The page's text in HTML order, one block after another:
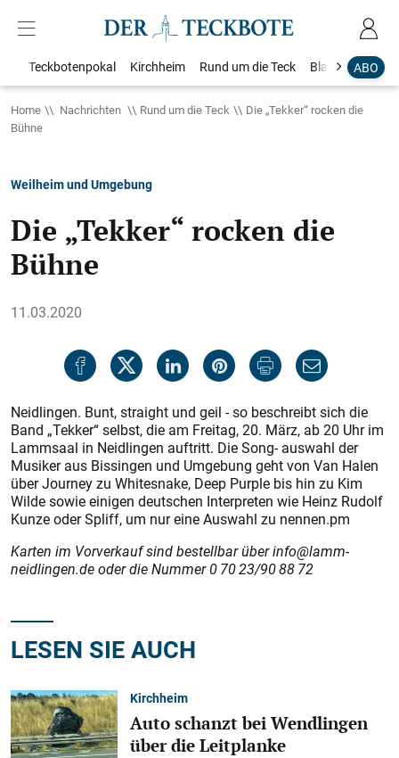
ABO
Teckbotenpokal Kirchheim Rund um die Teck Blaulicht
Home Nachrichten Rund um die Teck
Die „Tekker“ rocken die
Bühne
Weilheim und Umgebung
Die „Tekker“ rocken die
Bühne
11.03.2020
Neidlingen. Bunt, straight und geil - so beschreibt sich die
Band „Tekker“ selbst, die am Freitag, 20. März, ab 20 Uhr im
Lammsaal in Neidlingen auftritt. Die Song- auswahl der
Musiker aus Bissingen und Umgebung geht von Van Halen
über Journey zu Whitesnake, Deep Purple bis hin zu Kim
Wilde sowie einigen deutschen Interpreten wie Heinz Rudolf
Kunze oder Spliff, um nur eine Auswahl zu nennen.pm
Karten im Vorverkauf sind bestellbar über info@lamm-
neidlingen.de oder die Nummer 0 70 23/90 88 72
LESEN SIE AUCH
Kirchheim
Auto schanzt bei Wendlingen
über die Leitplanke